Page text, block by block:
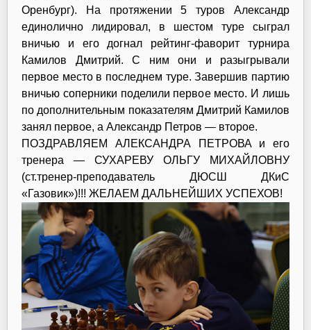
Оренбург). На протяжении 5 туров Александр
единолично лидировал, в шестом туре сыграл
вничью и его догнал рейтинг-фаворит турнира
Камилов Дмитрий. С ним они и разыгрывали
первое место в последнем туре. Завершив партию
вничью соперники поделили первое место. И лишь
по дополнительным показателям Дмитрий Камилов
занял первое, а Александр Петров — второе.
ПОЗДРАВЛЯЕМ АЛЕКСАНДРА ПЕТРОВА и его
тренера — СУХАРЕВУ ОЛЬГУ МИХАЙЛОВНУ
(ст.тренер-преподаватель ДЮСШ ДКиС
«Газовик»)!!! ЖЕЛАЕМ ДАЛЬНЕЙШИХ УСПЕХОВ!